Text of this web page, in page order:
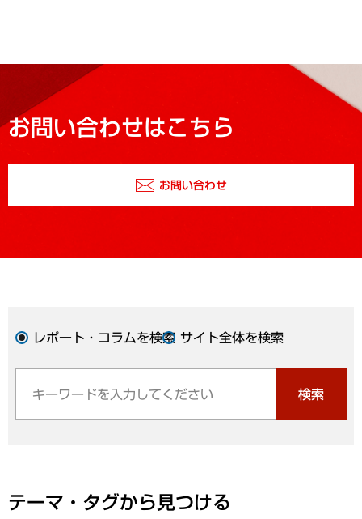
お問い合わせはこちら
お問い合わせ
レポート・コラムを検索 サイト全体を検索
検索
テーマ・タグから見つける